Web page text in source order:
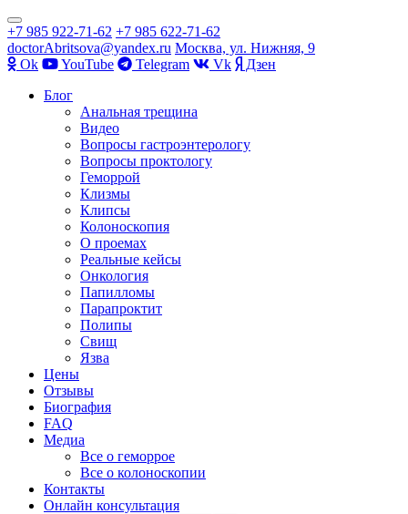
Показать/
Скрыть
навигацию
+7 985 922-71-62 +7 985 622-71-62
doctorAbritsova@yandex.ru Москва, ул. Нижняя, 9
Оk
YouTube Telegram Vk
Дзен
Перейти
содержимому
Блог
Анальная трещина
Видео
Вопросы гастроэнтерологу
Вопросы проктологу
Геморрой
Клизмы
Клипсы
Колоноскопия
О проемах
Реальные кейсы
Онкология
Папилломы
Парапроктит
Полипы
Свищ
Язва
Цены
Отзывы
Биография
FAQ
Медиа
Все о геморрое
Все о колоноскопии
Контакты
Онлайн консультация